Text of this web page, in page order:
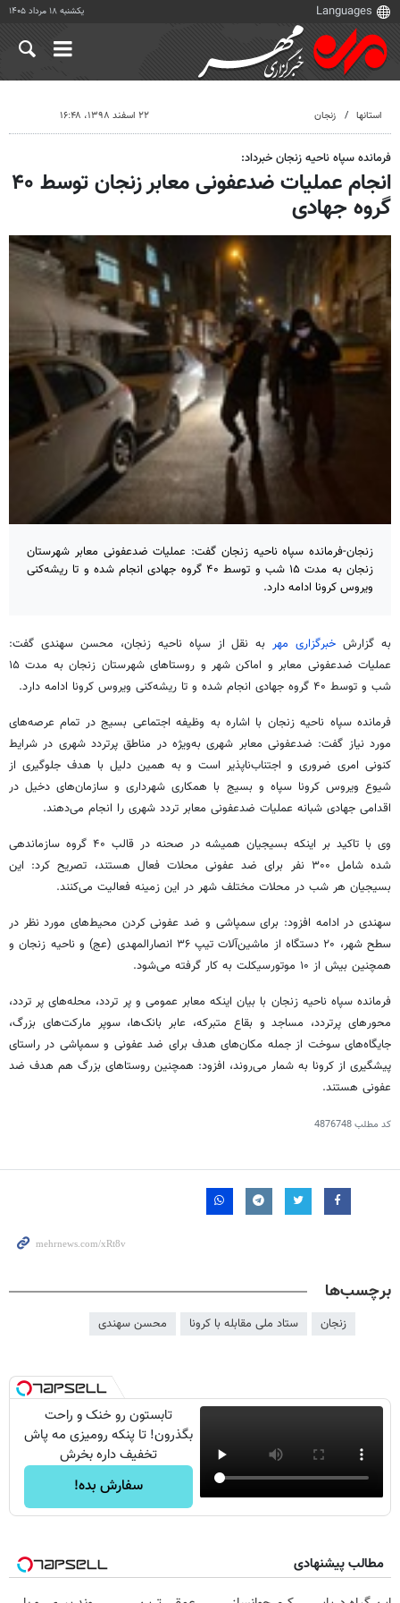
یکشنبه ۱۸ مرداد ۱۴۰۵
استانها زنجان ۲۲ اسفند ۱۳۹۸، ۱۶:۴۸
فرمانده سپاه ناحیه زنجان خبرداد:
انجام عملیات ضدعفونی معابر زنجان توسط ۴۰
گروه جهادی
زنجان-فرمانده سپاه ناحیه زنجان گفت: عملیات ضدعفونی معابر شهرستان
زنجان به مدت ۱۵ شب و توسط ۴۰ گروه جهادی انجام شده و تا ریشه‌کنی
ویروس کرونا ادامه دارد.
به گزارش خبرگزاری مهر به نقل از سپاه ناحیه زنجان، محسن سهندی گفت:
عملیات ضدعفونی معابر و اماکن شهر و روستاهای شهرستان زنجان به مدت ۱۵
شب و توسط ۴۰ گروه جهادی انجام شده و تا ریشه‌کنی ویروس کرونا ادامه دارد.
فرمانده سپاه ناحیه زنجان با اشاره به وظیفه اجتماعی بسیج در تمام عرصه‌های
مورد نیاز گفت: ضدعفونی معابر شهری به‌ویژه در مناطق پرتردد شهری در شرایط
کنونی امری ضروری و اجتناب‌ناپذیر است و به همین دلیل با هدف جلوگیری از
شیوع ویروس کرونا سپاه و بسیج با همکاری شهرداری و سازمان‌های دخیل در
اقدامی جهادی شبانه عملیات ضدعفونی معابر تردد شهری را انجام می‌دهند.
وی با تاکید بر اینکه بسیجیان همیشه در صحنه در قالب ۴۰ گروه سازماندهی
شده شامل ۳۰۰ نفر برای ضد عفونی محلات فعال هستند، تصریح کرد: این
بسیجیان هر شب در محلات مختلف شهر در این زمینه فعالیت می‌کنند.
سهندی در ادامه افزود: برای سمپاشی و ضد عفونی کردن محیط‌های مورد نظر در
سطح شهر، ۲۰ دستگاه از ماشین‌آلات تیپ ۳۶ انصارالمهدی (عج) و ناحیه زنجان و
همچنین بیش از ۱۰ موتورسیکلت به کار گرفته می‌شود.
فرمانده سپاه ناحیه زنجان با بیان اینکه معابر عمومی و پر تردد، محله‌های پر تردد،
محورهای پرتردد، مساجد و بقاع متبرکه، عابر بانک‌ها، سوپر مارکت‌های بزرگ،
جایگاه‌های سوخت از جمله مکان‌های هدف برای ضد عفونی و سمپاشی در راستای
پیشگیری از کرونا به شمار می‌روند، افزود: همچنین روستاهای بزرگ هم هدف ضد
عفونی هستند.
کد مطلب4876748
برچسب‌ها
زنجان ستاد ملی مقابله با کرونا محسن سهندی
تابستون رو خنک و راحت
بگذرون! تا پنکه رومیزی مه پاش
تخفیف داره بخرش
سفارش بده!
مطالب پیشنهادی